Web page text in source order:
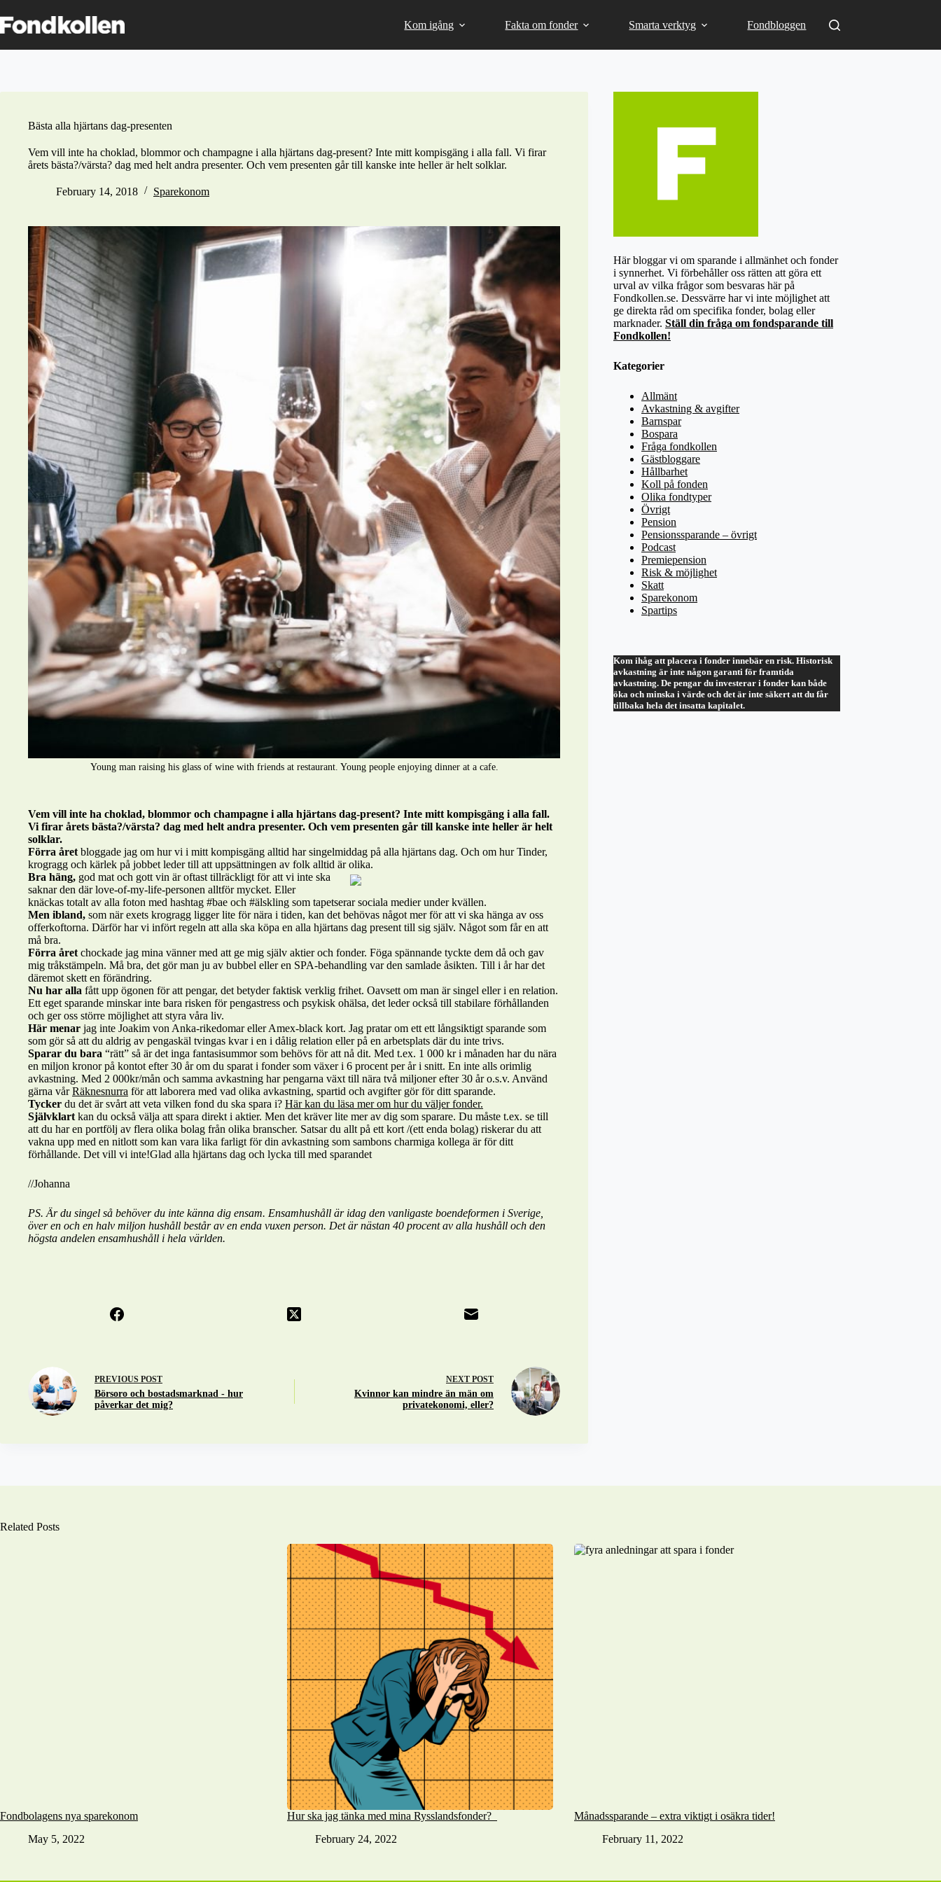
to
content
Kom igång Fakta om fonder Smarta verktyg Fondbloggen
Bästa alla hjärtans dag-presenten
Vem vill inte ha choklad, blommor och champagne i alla hjärtans dag-present? Inte mitt kompisgäng i alla fall. Vi firar
årets bästa?/värsta? dag med helt andra presenter. Och vem presenten går till kanske inte heller är helt solklar.
February 14, 2018 Sparekonom
Young man raising his glass of wine with friends at restaurant. Young people enjoying dinner at a cafe.
Vem vill inte ha choklad, blommor och champagne i alla hjärtans dag-present? Inte mitt kompisgäng i alla fall.
Vi firar årets bästa?/värsta? dag med helt andra presenter. Och vem presenten går till kanske inte heller är helt
solklar.
Förra året bloggade jag om hur vi i mitt kompisgäng alltid har singelmiddag på alla hjärtans dag. Och om hur Tinder,
krogragg och kärlek på jobbet leder till att uppsättningen av folk alltid är olika.
Bra häng, god mat och gott vin är oftast tillräckligt för att vi inte ska
saknar den där love-of-my-life-personen alltför mycket. Eller
knäckas totalt av alla foton med hashtag #bae och #älskling som tapetserar sociala medier under kvällen.
Men ibland, som när exets krogragg ligger lite för nära i tiden, kan det behövas något mer för att vi ska hänga av oss
offerkoftorna. Därför har vi infört regeln att alla ska köpa en alla hjärtans dag present till sig själv. Något som får en att
må bra.
Förra året chockade jag mina vänner med att ge mig själv aktier och fonder. Föga spännande tyckte dem då och gav
mig tråkstämpeln. Må bra, det gör man ju av bubbel eller en SPA-behandling var den samlade åsikten. Till i år har det
däremot skett en förändring.
Nu har alla fått upp ögonen för att pengar, det betyder faktisk verklig frihet. Oavsett om man är singel eller i en relation.
Ett eget sparande minskar inte bara risken för pengastress och psykisk ohälsa, det leder också till stabilare förhållanden
och ger oss större möjlighet att styra våra liv.
Här menar jag inte Joakim von Anka-rikedomar eller Amex-black kort. Jag pratar om ett ett långsiktigt sparande som
som gör så att du aldrig av pengaskäl tvingas kvar i en i dålig relation eller på en arbetsplats där du inte trivs.
Sparar du bara “rätt” så är det inga fantasisummor som behövs för att nå dit. Med t.ex. 1 000 kr i månaden har du nära
en miljon kronor på kontot efter 30 år om du sparat i fonder som växer i 6 procent per år i snitt. En inte alls orimlig
avkastning. Med 2 000kr/mån och samma avkastning har pengarna växt till nära två miljoner efter 30 år o.s.v. Använd
gärna vårRäknesnurra för att laborera med vad olika avkastning, spartid och avgifter gör för ditt sparande.
Tycker du det är svårt att veta vilken fond du ska spara i? Här kan du läsa mer om hur du väljer fonder.
Självklart kan du också välja att spara direkt i aktier. Men det kräver lite mer av dig som sparare. Du måste t.ex. se till
att du har en portfölj av flera olika bolag från olika branscher. Satsar du allt på ett kort /(ett enda bolag) riskerar du att
vakna upp med en nitlott som kan vara lika farligt för din avkastning som sambons charmiga kollega är för ditt
förhållande. Det vill vi inte!Glad alla hjärtans dag och lycka till med sparandet
//Johanna
PS. Är du singel så behöver du inte känna dig ensam. Ensamhushåll är idag den vanligaste boendeformen i Sverige,
över en och en halv miljon hushåll består av en enda vuxen person. Det är nästan 40 procent av alla hushåll och den
högsta andelen ensamhushåll i hela världen.
PREVIOUS POST
Börsoro och bostadsmarknad - hur
påverkar det mig?
NEXT POST
Kvinnor kan mindre än män om
privatekonomi, eller?
Här bloggar vi om sparande i allmänhet och fonder
i synnerhet. Vi förbehåller oss rätten att göra ett
urval av vilka frågor som besvaras här på
Fondkollen.se. Dessvärre har vi inte möjlighet att
ge direkta råd om specifika fonder, bolag eller
marknader. Ställ din fråga om fondsparande till
Fondkollen!
Kategorier
Allmänt
Avkastning & avgifter
Barnspar
Bospara
Fråga fondkollen
Gästbloggare
Hållbarhet
Koll på fonden
Olika fondtyper
Övrigt
Pension
Pensionssparande – övrigt
Podcast
Premiepension
Risk & möjlighet
Skatt
Sparekonom
Spartips
Kom ihåg att placera i fonder innebär en risk. Historisk
avkastning är inte någon garanti för framtida
avkastning. De pengar du investerar i fonder kan både
öka och minska i värde och det är inte säkert att du får
tillbaka hela det insatta kapitalet.
Related Posts
Fondbolagens nya sparekonom
May 5, 2022
Hur ska jag tänka med mina Rysslandsfonder?
February 24, 2022
Månadssparande – extra viktigt i osäkra tider!
February 11, 2022